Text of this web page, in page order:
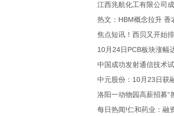
江西兆航化工有限公司
热文：HBM概念拉升 香
焦点短讯！西贝又开始
10月24日PCB板块涨幅
中国成功发射通信技术
中元股份：10月23日获
洛阳一动物园高薪招募“
每日热闻!仁和药业：融